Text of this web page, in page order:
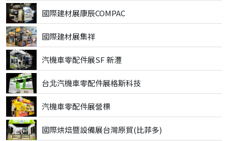
國際建材展康辰COMPAC
國際建材展集祥
汽機車零配件展SF 新灃
台北汽機車零配件展格斯科技
汽機車零配件展營標
國際烘焙暨設備展台灣原貿(比菲多)